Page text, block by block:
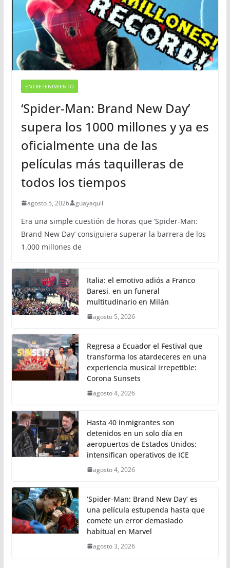
ENTRETENIMIENTO
‘Spider-Man: Brand New Day’
supera los 1000 millones y ya es
oficialmente una de las
películas más taquilleras de
todos los tiempos
agosto 5, 2026 guayaquil
Era una simple cuestión de horas que ‘Spider-Man:
Brand New Day’ consiguiera superar la barrera de los
1.000 millones de
Italia: el emotivo adiós a Franco
Baresi, en un funeral
multitudinario en Milán
agosto 5, 2026
Regresa a Ecuador el Festival que
transforma los atardeceres en una
experiencia musical irrepetible:
Corona Sunsets
agosto 4, 2026
Hasta 40 inmigrantes son
detenidos en un solo día en
aeropuertos de Estados Unidos;
intensifican operativos de ICE
agosto 4, 2026
‘Spider-Man: Brand New Day’ es
una película estupenda hasta que
comete un error demasiado
habitual en Marvel
agosto 3, 2026